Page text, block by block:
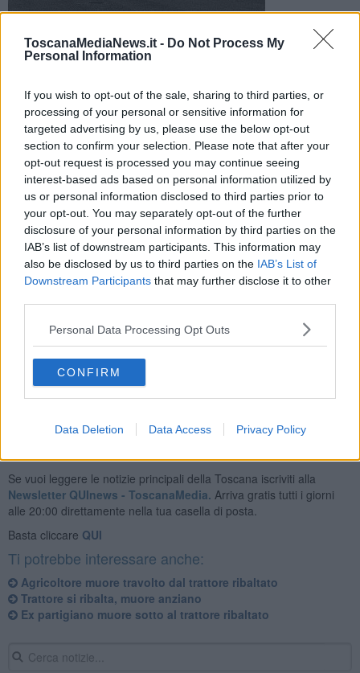
ToscanaMediaNews.it - Do Not Process My
Personal Information
If you wish to opt-out of the sale, sharing to third parties, or
processing of your personal or sensitive information for
targeted advertising by us, please use the below opt-out
section to confirm your selection. Please note that after your
opt-out request is processed you may continue seeing
interest-based ads based on personal information utilized by
us or personal information disclosed to third parties prior to
your opt-out. You may separately opt-out of the further
disclosure of your personal information by third parties on the
IAB’s list of downstream participants. This information may
also be disclosed by us to third parties on the IAB’s List of
Downstream Participants that may further disclose it to other
Personal Data Processing Opt Outs
CONFIRM
Data Deletion Data Access Privacy Policy
L'uomo stava lavorando in un terreno di sua proprietà quando
il mezzo si è ribaltato. Sul posto sono intervenuti 118 e vigili
CINIGIANO —Tragedia nel Grossetano dove un uomo di 63 anni
ha perso la vita in seguito ad un incidente agricolo.
Secondo una prima ricostruzione dell'accaduto, l'uomo stava
lavorando con il trattore in un terreno di sua proprietà in località Le
Ripe, nel comune di Cinigiano, quando, per cause in corso di
accertamento, il mezzo si è ribaltato. L'incidente è avvenuto nella
mattina di oggi.
Sul posto sono intervenuti i sanitari del 118, l'elicottero Pegaso e i
vigili del fuoco ma l'uomo non ce l'ha fatta.
Se vuoi leggere le notizie principali della Toscana iscriviti alla
Newsletter QUInews - ToscanaMedia. Arriva gratis tutti i giorni
alle 20:00 direttamente nella tua casella di posta.
Basta cliccare QUI
Ti potrebbe interessare anche:
Agricoltore muore travolto dal trattore ribaltato
Trattore si ribalta, muore anziano
Ex partigiano muore sotto al trattore ribaltato